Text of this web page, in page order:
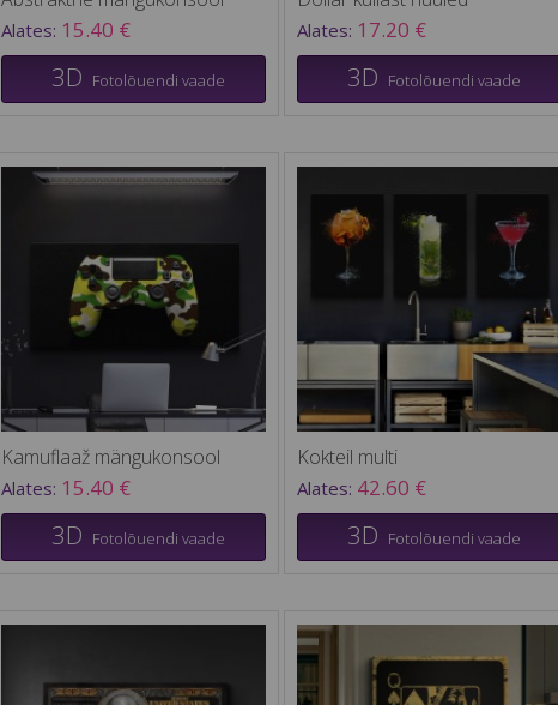
Alates: 15.40 €
3D Fotolõuendi vaade
Alates: 17.20 €
3D Fotolõuendi vaade
Kamuflaaž mängukonsool
Alates: 15.40 €
3D Fotolõuendi vaade
Kokteil multi
Alates: 42.60 €
3D Fotolõuendi vaade